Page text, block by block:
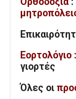
Εορτολόγιο :
γιορτές
Όλες οι